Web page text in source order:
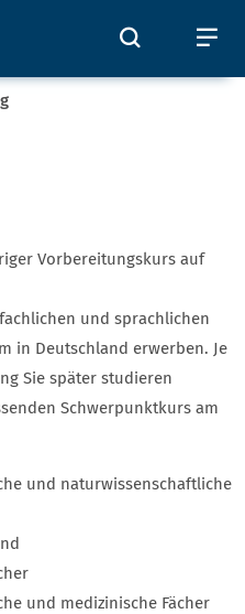
Öffnet
Vorbereitungskurs auf
und sprachlichen
in Deutschland erwerben. Je
Sie später studieren
Schwerpunktkurs am
und naturwissenschaftliche
medizinische Fächer